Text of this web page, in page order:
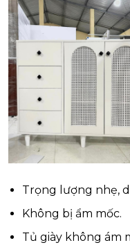
Trọng lượng nhẹ,
Không bị ẩm mốc.
Tủ giày không ám